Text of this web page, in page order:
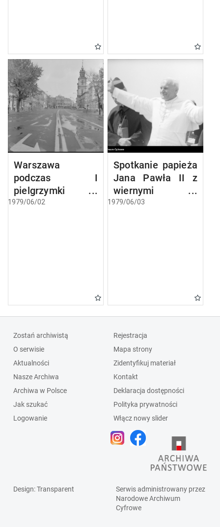
Warszawa
podczas I
pielgrzymki
papieża Jana
1979/06/02
Spotkanie papieża
Jana Pawła II z
wiernymi w
Gębarzewie pod
1979/06/03
Zostań archiwistą
O serwisie
Aktualności
Nasze Archiwa
Archiwa w Polsce
Jak szukać
Logowanie
Rejestracja
Mapa strony
Zidentyfikuj materiał
Kontakt
Deklaracja dostępności
Polityka prywatności
Włącz nowy slider
Design: Transparent
Serwis administrowany przez
Narodowe Archiwum
Cyfrowe